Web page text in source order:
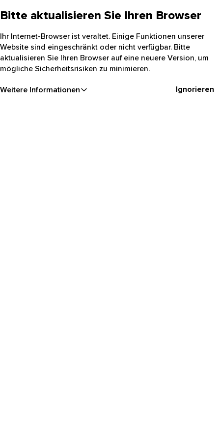
Bitte aktualisieren Sie Ihren Browser
Ihr Internet-Browser ist veraltet. Einige Funktionen unserer
Website sind eingeschränkt oder nicht verfügbar. Bitte
aktualisieren Sie Ihren Browser auf eine neuere Version, um
mögliche Sicherheitsrisiken zu minimieren.
Weitere Informationen Ignorieren